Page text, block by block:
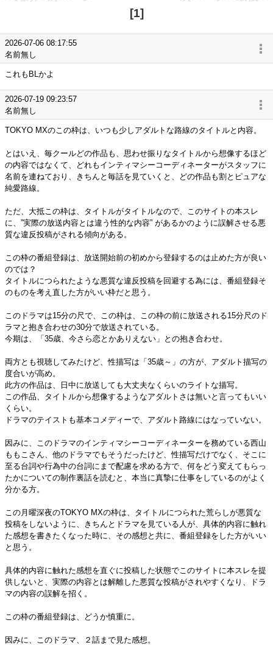
[1]
2026-07-06 08:17:55
名前無し
これもBLかよ
2026-07-19 09:23:57
名前無し
TOKYO MXのこの枠は、いつも少しアダルトな路線のタイトルと内容。
とはいえ、毎クールどの作品も、思わせ振りなタイトルから想像するほど
の内容ではなくて、どれもインティマシーコーディネーターがスタッフに
名前を連ねており、きちんと毎話を見ていくと、どの作品も割とピュアな
純愛路線。
ただ、大抵この枠は、タイトルがタイトルなので、このサイトの本スレ
に、”実際の放送内容とは違う性的な内容” があるかのように誤解させる悪
質な違反投稿がされる傾向がある。
この枠の番組登録は、放送開始前の初めから登録するのは止めた方が良い
のでは？
タイトルにつられたような悪質な違反投稿を回避する為には、番組登録そ
のものを考え直した方がいい枠だと思う。
このドラマは15分の尺で、この枠は、この枠の前に放送される15分尺のド
ラマと抱き合わせの30分で放送されている。
今期は、「35歳、今さら恋とかありえない」との抱き合わせ。
両方とも視聴してみたけど、性描写は「35歳～」の方が、アダルト描写の
度合いが高め。
此方の作品は、日中に放送しても大丈夫なくらいのライトな描写。
この作品、タイトルから想像するようなアダルトさは無いと言ってもいい
くらい。
ドラマのテイストも基本コメディーで、アダルト路線にはなっていない。
因みに、このドラマのインティマシーコーディネーターを務めている西山
ももこさん、他のドラマでもそうだったけど、性描写だけでなく、そこに
至る台詞や行為中の台詞にまで配慮を求める方で、何をどう変えてもらっ
たかについての制作裏話を読むと、本当に真摯に仕事をしているのがよく
分かる方。
この月曜深夜のTOKYO MXの枠は、タイトルにつられた荒らしが悪質な
投稿をしないように、きちんとドラマを見ている人が、具体的内容に触れ
た感想を書きたくなった時に、その感想と共に、番組登録をした方がいい
と思う。
具体的内容に触れた感想を直ぐに投稿した状態でこのサイトに本スレを提
供しないと、実際の内容とは解離した悪質な投稿がされやすくなり、ドラ
マの内容の誤解を招く。
この枠の番組登録は、どうか慎重に。
因みに、このドラマ、２話まで見た感想。